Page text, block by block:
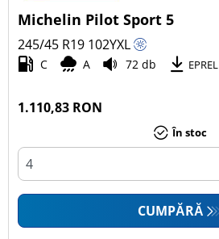
Toate tipurile (23)
Autoturism (22)
SUV (1)
Camionetă (0)
Rulotă autopropulsată (0)
Michelin Pilot Sport 5
245/45 R19 102YXL
C A 72 db EPREL
1.110,83 RON
În stoc
CUMPĂRĂ